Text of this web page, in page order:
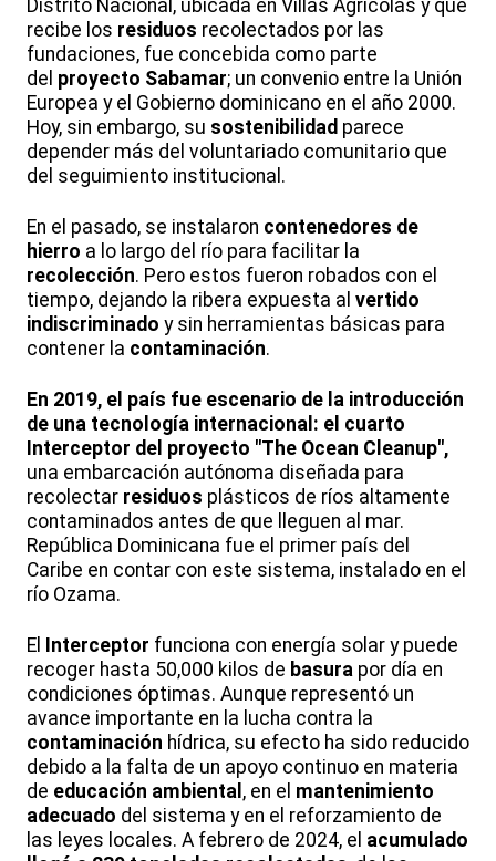
Distrito Nacional, ubicada en Villas Agrícolas y que
recibe los residuos recolectados por las
fundaciones, fue concebida como parte
del proyecto Sabamar; un convenio entre la Unión
Europea y el Gobierno dominicano en el año 2000.
Hoy, sin embargo, su sostenibilidad parece
depender más del voluntariado comunitario que
del seguimiento institucional.
En el pasado, se instalaron contenedores de
hierro a lo largo del río para facilitar la
recolección. Pero estos fueron robados con el
tiempo, dejando la ribera expuesta al vertido
indiscriminado y sin herramientas básicas para
contener la contaminación.
En 2019, el país fue escenario de la introducción
de una tecnología internacional: el cuarto
Interceptor del proyecto "The Ocean Cleanup",
una embarcación autónoma diseñada para
recolectar residuos plásticos de ríos altamente
contaminados antes de que lleguen al mar.
República Dominicana fue el primer país del
Caribe en contar con este sistema, instalado en el
río Ozama.
El Interceptor funciona con energía solar y puede
recoger hasta 50,000 kilos de basura por día en
condiciones óptimas. Aunque representó un
avance importante en la lucha contra la
contaminación hídrica, su efecto ha sido reducido
debido a la falta de un apoyo continuo en materia
de educación ambiental , en el mantenimiento
adecuado del sistema y en el reforzamiento de
las leyes locales. A febrero de 2024, el acumulado